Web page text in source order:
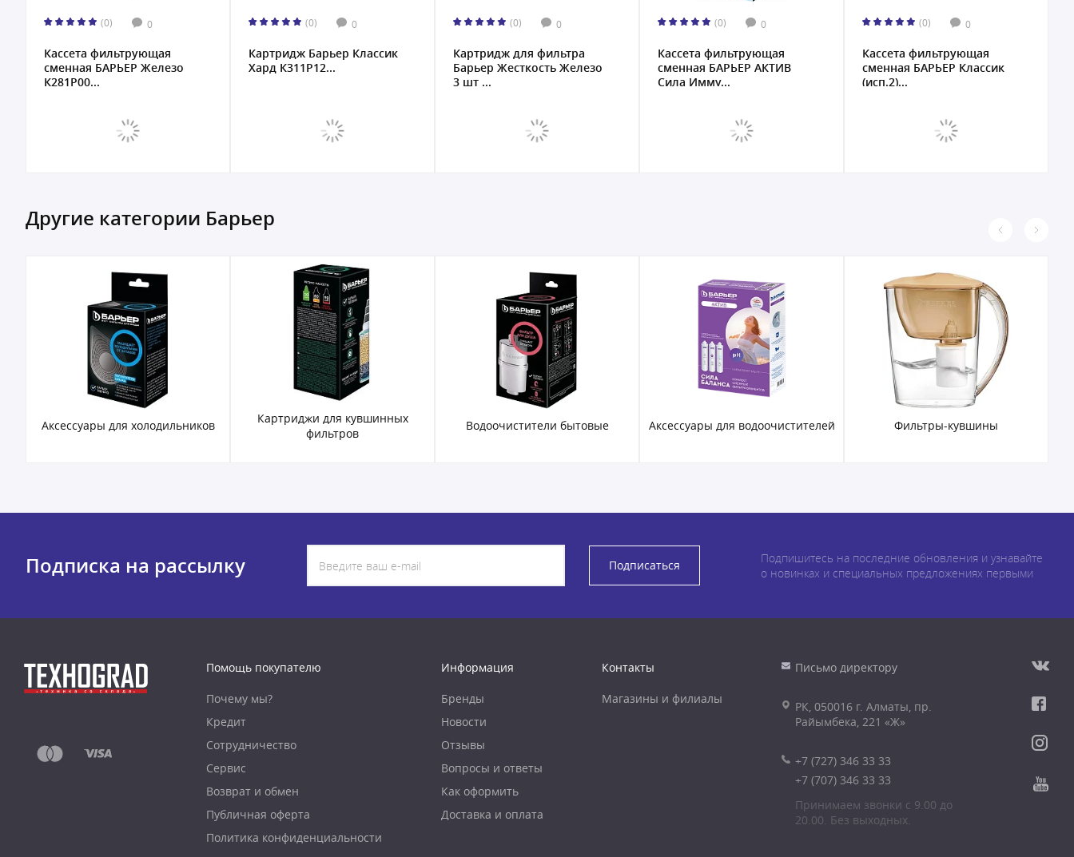
(0) 0
Кассета фильтрующая
сменная БАРЬЕР Железо
К281Р00...
(0) 0
Картридж Барьер Классик
Хард К311Р12...
(0) 0
Картридж для фильтра
Барьер Жесткость Железо
3 шт ...
(0) 0
Кассета фильтрующая
сменная БАРЬЕР АКТИВ
Сила Имму...
(0) 0
Кассета фильтрующая
сменная БАРЬЕР Классик
(исп.2)...
Другие категории Барьер
Аксессуары для холодильников
Картриджи для кувшинных
фильтров
Водоочистители бытовые Аксессуары для водоочистителей Фильтры-кувшины
Подписка на рассылку Подписаться
Подпишитесь на последние обновления и узнавайте
о новинках и специальных предложениях первыми
Помощь покупателю
Почему мы?
Кредит
Сотрудничество
Сервис
Возврат и обмен
Публичная оферта
Политика конфиденциальности
Информация
Бренды
Новости
Отзывы
Вопросы и ответы
Как оформить
Доставка и оплата
Контакты
Магазины и филиалы
Письмо директору
РК, 050016 г. Алматы, пр.
Райымбека, 221 «Ж»
+7 (727) 346 33 33
+7 (707) 346 33 33
Принимаем звонки с 9.00 до
20.00. Без выходных.